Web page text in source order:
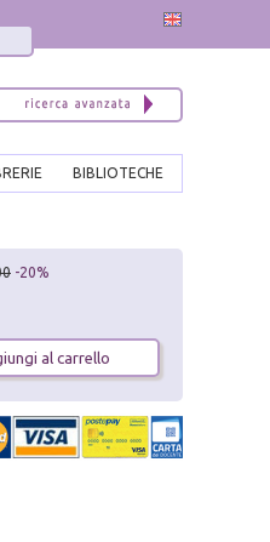
BIBLIOTECHE
-20%
al carrello
x
potrai